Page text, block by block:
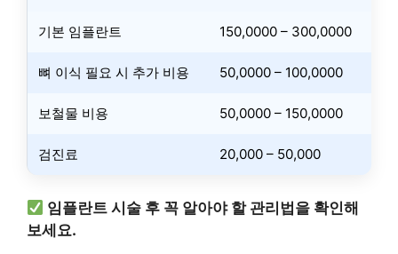
기본 임플란트 150,0000 – 300,0000
뼈 이식 필요 시 추가 비용 50,0000 – 100,0000
보철물 비용 50,0000 – 150,0000
검진료 20,000 – 50,000
임플란트 시술 후 꼭 알아야 할 관리법을 확인해
보세요.